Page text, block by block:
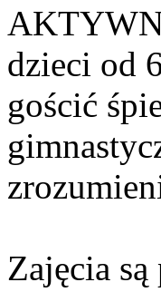
dzieci od
gościć
Zajęcia